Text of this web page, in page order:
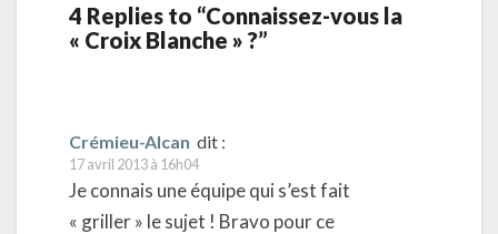
4 Replies to “Connaissez-vous la
« Croix Blanche » ?”
Crémieu-Alcan dit :
17 avril 2013 à 16h04
Je connais une équipe qui s’est fait
« griller » le sujet ! Bravo pour ce